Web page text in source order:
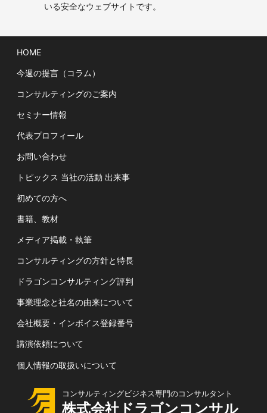
いる安全なウェブサイトです。
HOME
今週の提言（コラム）
コンサルティングのご案内
セミナー情報
代表プロフィール
お問い合わせ
トピックス 当社の活動 出来事
初めての方へ
書籍、教材
メディア掲載・執筆
コンサルティングの方針と特長
ドラゴンコンサルティング評判
事業理念と社名の由来について
会社概要・インボイス登録番号
講演依頼について
個人情報の取扱いについて
コンサルティングビジネス専門のコンサルタント
株式会社ドラゴンコンサル